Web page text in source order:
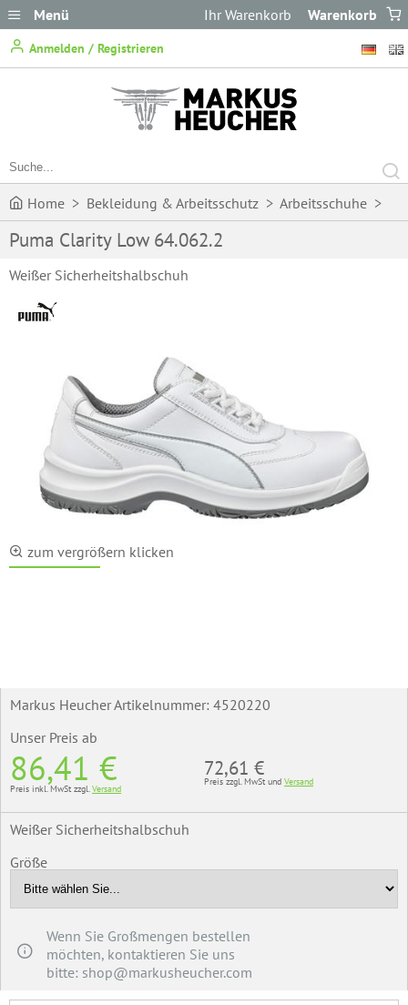
Menü
Anmelden / Registrieren
Warenkorb
Ihr Warenkorb
Home > Bekleidung & Arbeitsschutz > Arbeitsschuhe >
Schnürschuhe > Puma Clarity Low 64.062.2
Puma Clarity Low 64.062.2
Weißer Sicherheitshalbschuh
zum vergrößern klicken
Markus Heucher Artikelnummer: 4520220
Unser Preis ab
86,41 €
Preis inkl. MwSt zzgl.Versand
72,61 €
Preis zzgl. MwSt und Versand
Weißer Sicherheitshalbschuh
Größe
Wenn Sie Großmengen bestellen
möchten, kontaktieren Sie uns
bitte: shop@markusheucher.com